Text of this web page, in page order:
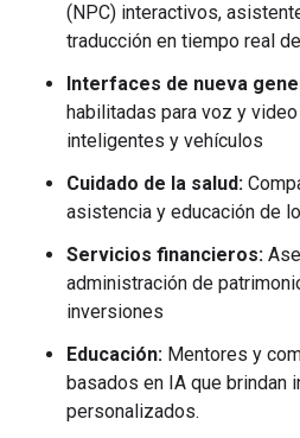
(NPC) interactivos,
traducción en tiempo real
Interfaces de nueva
habilitadas para voz y
inteligentes y vehículos
Cuidado de la salud:
asistencia y educación de
Servicios financieros:
administración de
inversiones
Educación: Mentores y
basados en IA que brindan
personalizados.